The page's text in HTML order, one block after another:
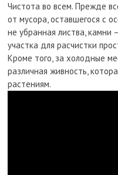
Чистота во всем. Прежде
от мусора, оставшегося с
не убранная листва, камни
участка для расчистки
Кроме того, за холодные
различная живность,
растениям.